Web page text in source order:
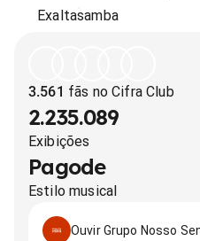
Exaltasamba
3.561 fãs no Cifra Club
2.235.089
Exibições
Pagode
Estilo musical
Ouvir Grupo Nosso